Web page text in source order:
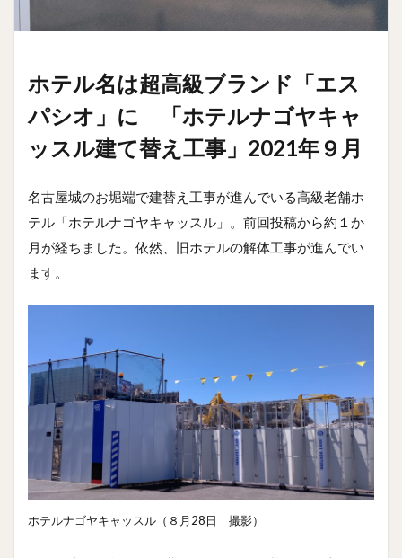
ホテル名は超高級ブランド「エス
パシオ」に 「ホテルナゴヤキャ
ッスル建て替え工事」2021年９月
名古屋城のお堀端で建替え工事が進んでいる高級老舗ホ
テル「ホテルナゴヤキャッスル」。前回投稿から約１か
月が経ちました。依然、旧ホテルの解体工事が進んでい
ます。
ホテルナゴヤキャッスル（８月28日 撮影）